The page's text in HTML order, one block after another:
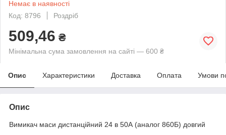
Немає в наявності
Код: 8796
Роздріб
509,46 ₴
Мінімальна сума замовлення на сайті — 600 ₴
Опис Характеристики Доставка Оплата Умови
Опис
Вимикач маси дистанційний 24 в 50А (аналог 860Б) довгий